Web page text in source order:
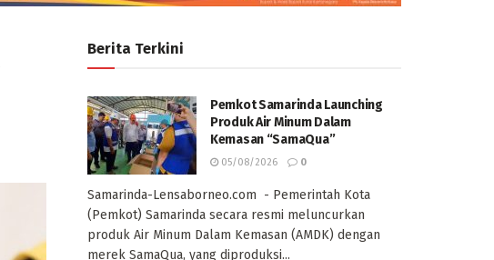
Berita Terkini
Pemkot Samarinda Launching
Produk Air Minum Dalam
Kemasan “SamaQua”
05/08/2026 0
Samarinda-Lensaborneo.com - Pemerintah Kota
(Pemkot) Samarinda secara resmi meluncurkan
produk Air Minum Dalam Kemasan (AMDK) dengan
merek SamaQua, yang diproduksi...